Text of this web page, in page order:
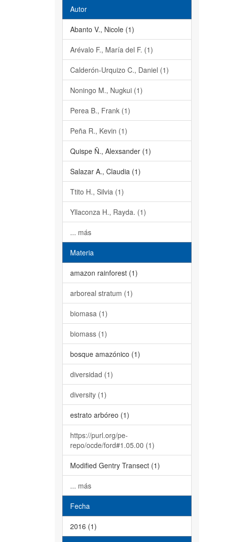
Autor
Abanto V., Nicole (1)
Arévalo F., María del F. (1)
Calderón-Urquizo C., Daniel (1)
Noningo M., Nugkui (1)
Perea B., Frank (1)
Peña R., Kevin (1)
Quispe Ñ., Alexsander (1)
Salazar A., Claudia (1)
Ttito H., Silvia (1)
Yllaconza H., Rayda. (1)
... más
Materia
amazon rainforest (1)
arboreal stratum (1)
biomasa (1)
biomass (1)
bosque amazónico (1)
diversidad (1)
diversity (1)
estrato arbóreo (1)
https://purl.org/pe-
repo/ocde/ford#1.05.00 (1)
Modified Gentry Transect (1)
... más
Fecha
2016 (1)